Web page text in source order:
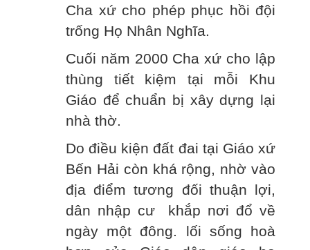
Cha xứ cho phép phục hồi đội
trống Họ Nhân Nghĩa.
Cuối năm 2000 Cha xứ cho lập
thùng tiết kiệm tại mỗi Khu
Giáo để chuẩn bị xây dựng lại
nhà thờ.
Do điều kiện đất đai tại Giáo xứ
Bến Hải còn khá rộng, nhờ vào
địa điểm tương đối thuận lợi,
dân nhập cư khắp nơi đổ về
ngày một đông. lối sống hoà